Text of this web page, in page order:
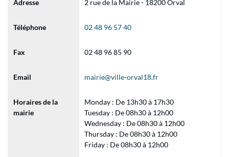
Adresse 2 rue de la Mairie - 18200 Orval
Téléphone 02 48 96 57 40
Fax 02 48 96 85 90
Email mairie@ville-orval18.fr
Horaires de la
mairie
Monday : De 13h30 à 17h30
Tuesday : De 08h30 à 12h00
Wednesday : De 08h30 à 12h00
Thursday : De 08h30 à 12h00
Friday : De 08h30 à 12h00